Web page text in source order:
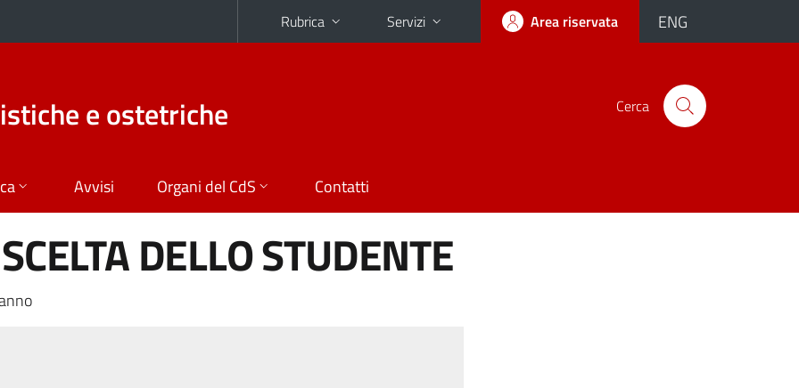
Rubrica Servizi Area riservata ENG
e ostetriche Cerca
Avvisi Organi del CdS Contatti
DELLO STUDENTE